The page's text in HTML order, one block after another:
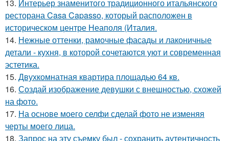
13. Интерьер знаменитого традиционного итальянского
ресторана Casa Capasso, который расположен в
историческом центре Неаполя (Италия.
14. Нежные оттенки, рамочные фасады и лаконичные
детали - кухня, в которой сочетаются уют и современная
эстетика.
15. Двухкомнатная квартира площадью 64 кв.
16. Создай изображение девушки с внешностью, схожей
на фото.
17. На основе моего селфи сделай фото не изменяя
черты моего лица.
18. Запрос на эту съемку был - сохранить аутентичность